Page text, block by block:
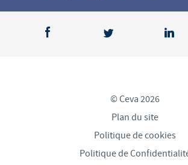
© Ceva 2026
Plan du site
Politique de cookies
Politique de